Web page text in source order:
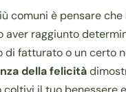
comuni è pensare
aver raggiunto
di fatturato o un certo
della felicità